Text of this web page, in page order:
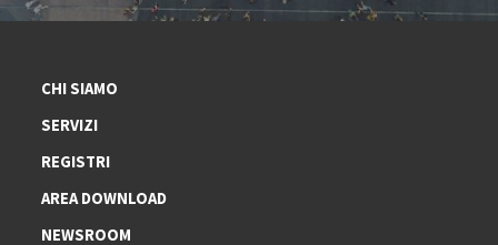
CHI SIAMO
SERVIZI
REGISTRI
AREA DOWNLOAD
NEWSROOM